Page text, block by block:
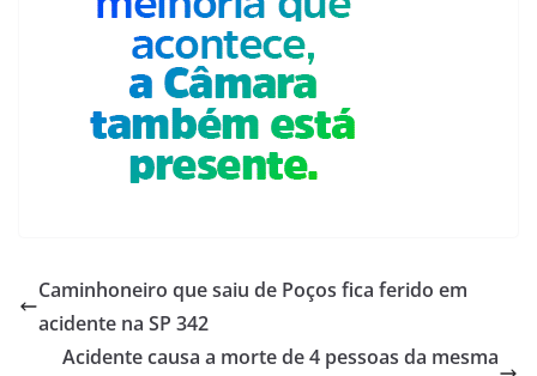
Caminhoneiro que saiu de Poços fica ferido em
acidente na SP 342
Acidente causa a morte de 4 pessoas da mesma